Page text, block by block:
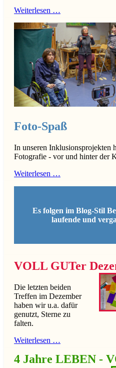
Weiterlesen …
Foto-Spaß
In unseren Inklusionsprojekten
Fotografie - vor und hinter der
Weiterlesen …
Es folgen im Blog-Stil
laufende und
VOLL GUTer
Die letzten beiden
Treffen im Dezember
haben wir u.a. dafür
genutzt, Sterne zu
falten.
Weiterlesen …
4 Jahre LEBEN -